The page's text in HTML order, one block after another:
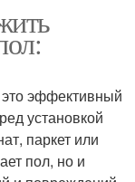
эффективный
установкой
паркет или
пол, но и